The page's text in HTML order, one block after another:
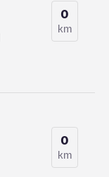
0
km
0
km